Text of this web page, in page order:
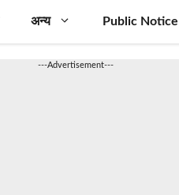
अन्य Public Notice
---Advertisement---